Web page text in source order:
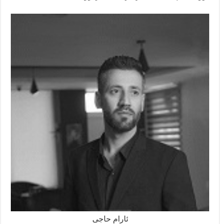
ئارام حاجی